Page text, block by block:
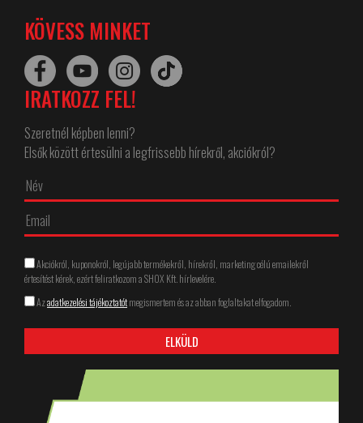
KÖVESS MINKET
IRATKOZZ FEL!
Szeretnél képben lenni?
Elsők között értesülni a legfrissebb hírekről, akciókról?
Akciókról, kuponokról, legújabb termékekről, hírekről, marketing célú emailekről
értesítést kérek, ezért feliratkozom a SHOX Kft. hírlevelére.
Azadatkezelési tájékoztatótmegismertem és az abban foglaltakat elfogadom.